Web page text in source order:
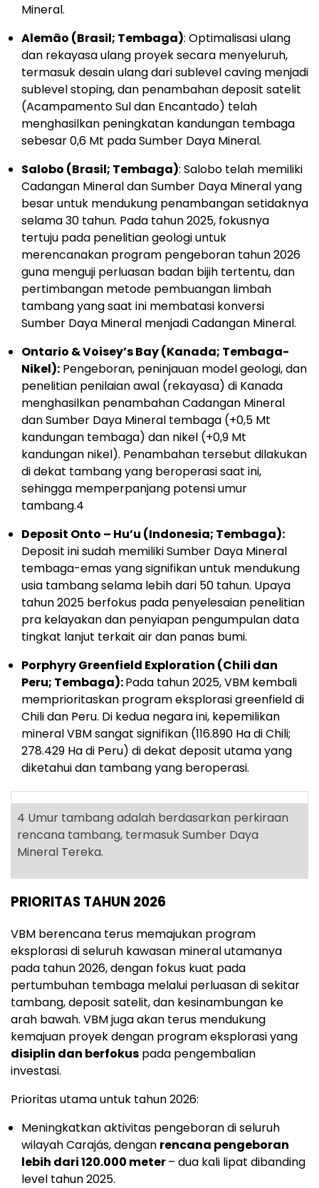
Mineral.
Alemão (Brasil; Tembaga): Optimalisasi ulang
dan rekayasa ulang proyek secara menyeluruh,
termasuk desain ulang dari sublevel caving menjadi
sublevel stoping, dan penambahan deposit satelit
(Acampamento Sul dan Encantado) telah
menghasilkan peningkatan kandungan tembaga
sebesar 0,6 Mt pada Sumber Daya Mineral.
Salobo (Brasil; Tembaga): Salobo telah memiliki
Cadangan Mineral dan Sumber Daya Mineral yang
besar untuk mendukung penambangan setidaknya
selama 30 tahun. Pada tahun 2025, fokusnya
tertuju pada penelitian geologi untuk
merencanakan program pengeboran tahun 2026
guna menguji perluasan badan bijih tertentu, dan
pertimbangan metode pembuangan limbah
tambang yang saat ini membatasi konversi
Sumber Daya Mineral menjadi Cadangan Mineral.
Ontario & Voisey’s Bay (Kanada; Tembaga-
Nikel): Pengeboran, peninjauan model geologi, dan
penelitian penilaian awal (rekayasa) di Kanada
menghasilkan penambahan Cadangan Mineral
dan Sumber Daya Mineral tembaga (+0,5 Mt
kandungan tembaga) dan nikel (+0,9 Mt
kandungan nikel). Penambahan tersebut dilakukan
di dekat tambang yang beroperasi saat ini,
sehingga memperpanjang potensi umur
tambang.4
Deposit Onto – Hu’u (Indonesia; Tembaga):
Deposit ini sudah memiliki Sumber Daya Mineral
tembaga-emas yang signifikan untuk mendukung
usia tambang selama lebih dari 50 tahun. Upaya
tahun 2025 berfokus pada penyelesaian penelitian
pra kelayakan dan penyiapan pengumpulan data
tingkat lanjut terkait air dan panas bumi.
Porphyry Greenfield Exploration (Chili dan
Peru; Tembaga):Pada tahun 2025, VBM kembali
memprioritaskan program eksplorasi greenfield di
Chili dan Peru. Di kedua negara ini, kepemilikan
mineral VBM sangat signifikan (116.890 Ha di Chili;
278.429 Ha di Peru) di dekat deposit utama yang
diketahui dan tambang yang beroperasi.
4 Umur tambang adalah berdasarkan perkiraan
rencana tambang, termasuk Sumber Daya
Mineral Tereka.
PRIORITAS TAHUN 2026
VBM berencana terus memajukan program
eksplorasi di seluruh kawasan mineral utamanya
pada tahun 2026, dengan fokus kuat pada
pertumbuhan tembaga melalui perluasan di sekitar
tambang, deposit satelit, dan kesinambungan ke
arah bawah. VBM juga akan terus mendukung
kemajuan proyek dengan program eksplorasi yang
disiplin dan berfokus pada pengembalian
investasi.
Prioritas utama untuk tahun 2026:
Meningkatkan aktivitas pengeboran di seluruh
wilayah Carajás, dengan rencana pengeboran
lebih dari 120.000 meter– dua kali lipat dibanding
level tahun 2025.